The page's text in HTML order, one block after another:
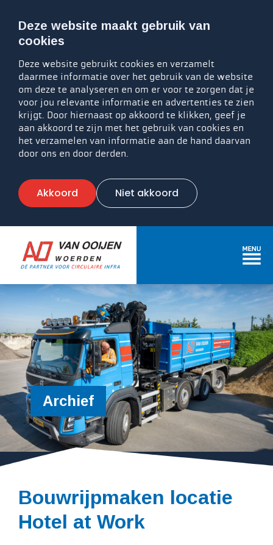
Deze website maakt gebruik van
cookies
Deze website gebruikt cookies en verzamelt
daarmee informatie over het gebruik van de website
om deze te analyseren en om er voor te zorgen dat je
voor jou relevante informatie en advertenties te zien
krijgt. Door hiernaast op akkoord te klikken, geef je
aan akkoord te zijn met het gebruik van cookies en
het verzamelen van informatie aan de hand daarvan
door ons en door derden.
Akkoord Niet akkoord
Archief
Bouwrijpmaken locatie
Hotel at Work